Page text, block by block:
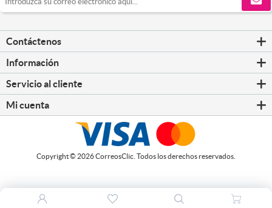
Contáctenos
Información
Servicio al cliente
Mi cuenta
Copyright © 2026 CorreosClic. Todos los derechos reservados.